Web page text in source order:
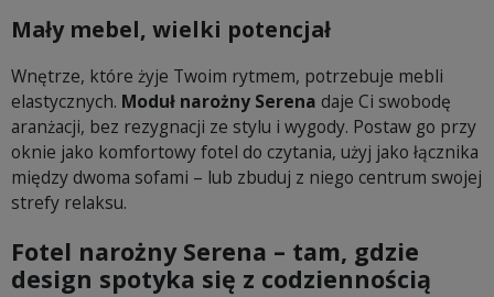
Mały mebel, wielki potencjał
Wnętrze, które żyje Twoim rytmem, potrzebuje mebli
elastycznych. Moduł narożny Serena daje Ci swobodę
aranżacji, bez rezygnacji ze stylu i wygody. Postaw go przy
oknie jako komfortowy fotel do czytania, użyj jako łącznika
między dwoma sofami – lub zbuduj z niego centrum swojej
strefy relaksu.
Fotel narożny Serena – tam, gdzie
design spotyka się z codziennością